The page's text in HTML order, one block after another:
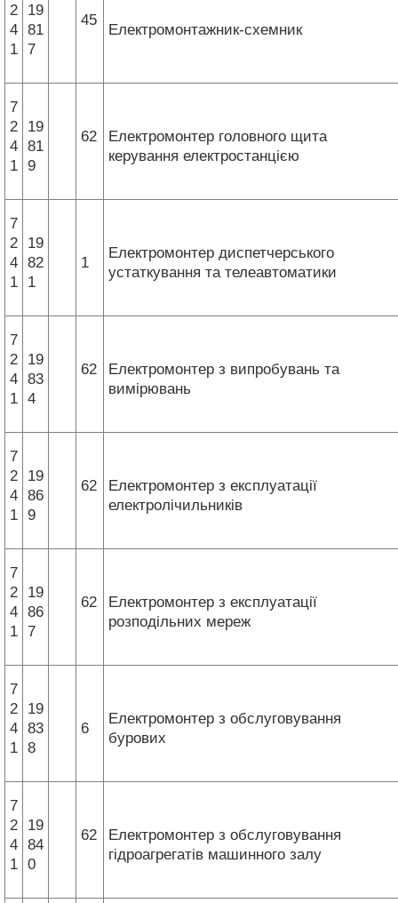
2
4
1
19
81
7
45
Електромонтажник-схемник
7
2
4
1
19
81
9
62
Електромонтер головного щита
керування електростанцією
7
2
4
1
19
82
1
1
Електромонтер диспетчерського
устаткування та телеавтоматики
7
2
4
1
19
83
4
62
Електромонтер з випробувань та
вимірювань
7
2
4
1
19
86
9
62
Електромонтер з експлуатації
електролічильників
7
2
4
1
19
86
7
62
Електромонтер з експлуатації
розподільних мереж
7
2
4
1
19
83
8
6
Електромонтер з обслуговування
бурових
7
2
4
1
19
84
0
62
Електромонтер з обслуговування
гідроагрегатів машинного залу